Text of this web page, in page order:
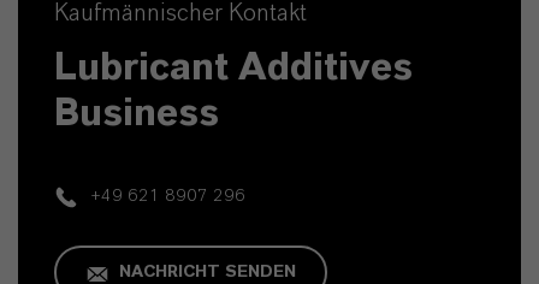
Kaufmännischer Kontakt
Lubricant Additives
Business
+49 621 8907 296
NACHRICHT SENDEN